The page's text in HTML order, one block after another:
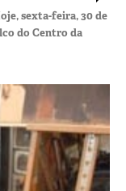
sexta-feira, 30 de
do Centro da